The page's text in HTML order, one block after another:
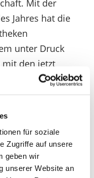
für soziale
Zugriffe auf unsere
geben wir
unserer Website an
Mit der
Jahres hat die
unter Druck
mit den jetzt
durch,
sind nur eine
hat sowohl